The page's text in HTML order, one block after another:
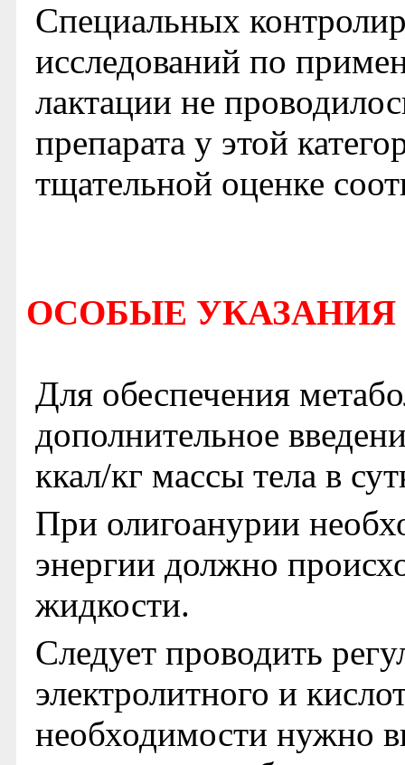
Специальных
исследований по
лактации не
препарата у этой
тщательной оценке
ОСОБЫЕ УКАЗАНИЯ
Для обеспечения
дополнительное
ккал/кг массы тела в
При олигоанурии
энергии должно
жидкости.
Следует проводить
электролитного и
необходимости нужно